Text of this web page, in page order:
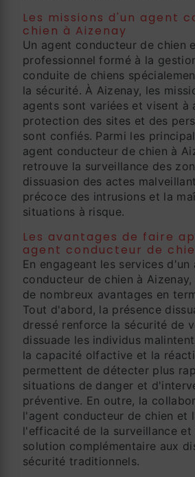
Les missions d'un agent
chien à Aizenay
Un agent conducteur de chien
professionnel formé à la
conduite de chiens
la sécurité. À Aizenay, les
agents sont variées et visent à
protection des sites et des
sont confiés. Parmi les
agent conducteur de chien à
retrouve la surveillance des
dissuasion des actes
précoce des intrusions et la
situations à risque.
Les avantages de faire
agent conducteur de
En engageant les services d'un
conducteur de chien à
de nombreux avantages en
Tout d'abord, la présence
dressé renforce la sécurité de
dissuade les individus
la capacité olfactive et la
permettent de détecter plus
situations de danger et
préventive. En outre, la
l'agent conducteur de chien et
l'efficacité de la surveillance
solution complémentaire aux
sécurité traditionnels.